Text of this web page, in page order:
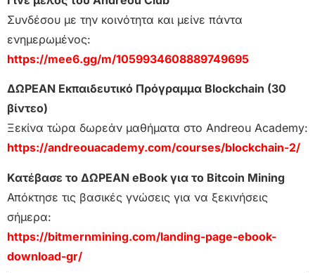
Συνδέσου με την κοινότητα και μείνε πάντα
ενημερωμένος:
https://mee6.gg/m/1059934608889749695
ΔΩΡΕΑΝ Εκπαιδευτικό Πρόγραμμα Blockchain (30
βίντεο)
Ξεκίνα τώρα δωρεάν μαθήματα στο Andreou Academy:
https://andreouacademy.com/courses/blockchain-2/
Κατέβασε το ΔΩΡΕΑΝ eBook για το Bitcoin Mining
Απόκτησε τις βασικές γνώσεις για να ξεκινήσεις
σήμερα:
https://bitmernmining.com/landing-page-ebook-
download-gr/